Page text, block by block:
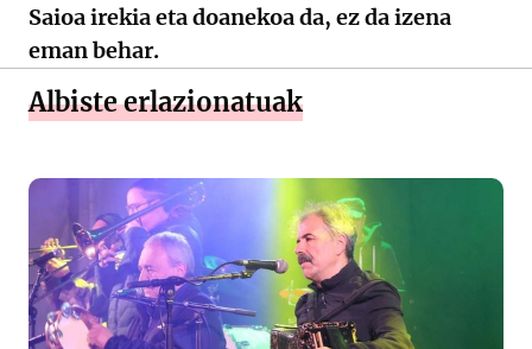
Saioa irekia eta doanekoa da, ez da izena
eman behar.
Albiste erlazionatuak